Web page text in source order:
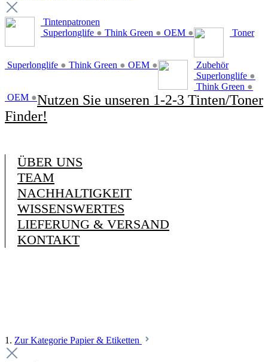
Tintenpatronen
Superlonglife ● Think Green ● OEM ● Toner
Superlonglife ● Think Green ● OEM ●
Zubehör
Superlonglife ●
Think Green ●
OEM ●Nutzen Sie unseren 1-2-3 Tinten/Toner
Finder!
ÜBER UNS
TEAM
NACHHALTIGKEIT
WISSENSWERTES
LIEFERUNG & VERSAND
KONTAKT
1. Zur Kategorie Papier & Etiketten